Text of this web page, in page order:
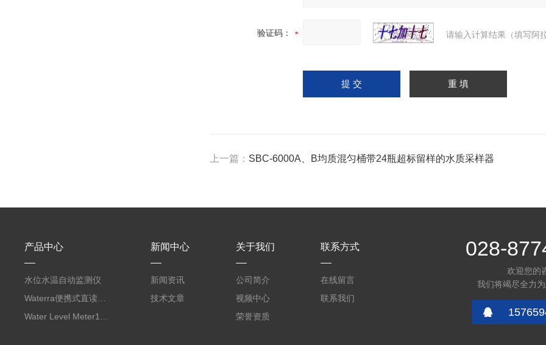
验证码： 请输入计算结果（填写阿
上一篇： SBC-6000A、B均质混匀桶带24瓶超标留样的水质采样器
产品中心
水位水温自动监测仪
新闻中心
新闻资讯
技术文章
关于我们
公司简介
视频中心
荣誉资质
联系方式
在线留言
联系我们
028-
欢迎您的
我们将竭尽全力